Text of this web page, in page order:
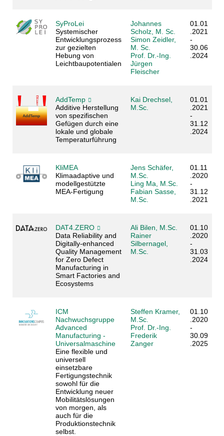
SyProLei
Systemischer
Entwicklungsprozess
zur gezielten
Hebung von
Leichtbaupotentialen
Johannes
Scholz, M. Sc.
Simon Zeidler,
M. Sc.
Prof. Dr.-Ing.
Jürgen
Fleischer
01.01
.2021
-
30.06
.2024
AddTemp
Additive Herstellung
von spezifischen
Gefügen durch eine
lokale und globale
Temperaturführung
Kai Drechsel,
M.Sc.
01.01
.2021
-
31.12
.2024
KliMEA
Klimaadaptive und
modellgestützte
MEA-Fertigung
Jens Schäfer,
M.Sc.
Ling Ma, M.Sc.
Fabian Sasse,
M.Sc.
01.11
.2020
-
31.12
.2021
DAT4.ZERO
Data Reliability and
Digitally-enhanced
Quality Management
for Zero Defect
Manufacturing in
Smart Factories and
Ecosystems
Ali Bilen, M.Sc.
Rainer
Silbernagel,
M.Sc.
01.10
.2020
-
31.03
.2024
ICM
Nachwuchsgruppe
Advanced
Manufacturing -
Universalmaschine
Eine flexible und
universell
einsetzbare
Fertigungstechnik
sowohl für die
Entwicklung neuer
Mobilitätslösungen
von morgen, als
auch für die
Produktionstechnik
selbst.
Steffen Kramer,
M.Sc.
Prof. Dr.-Ing.
Frederik
Zanger
01.10
.2020
-
30.09
.2025